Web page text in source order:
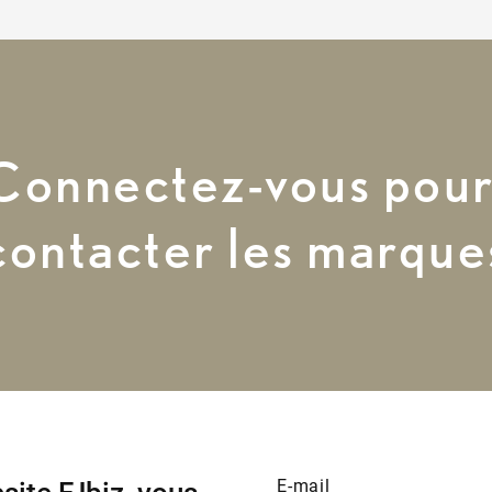
À propos
vous pour
les
E-mail